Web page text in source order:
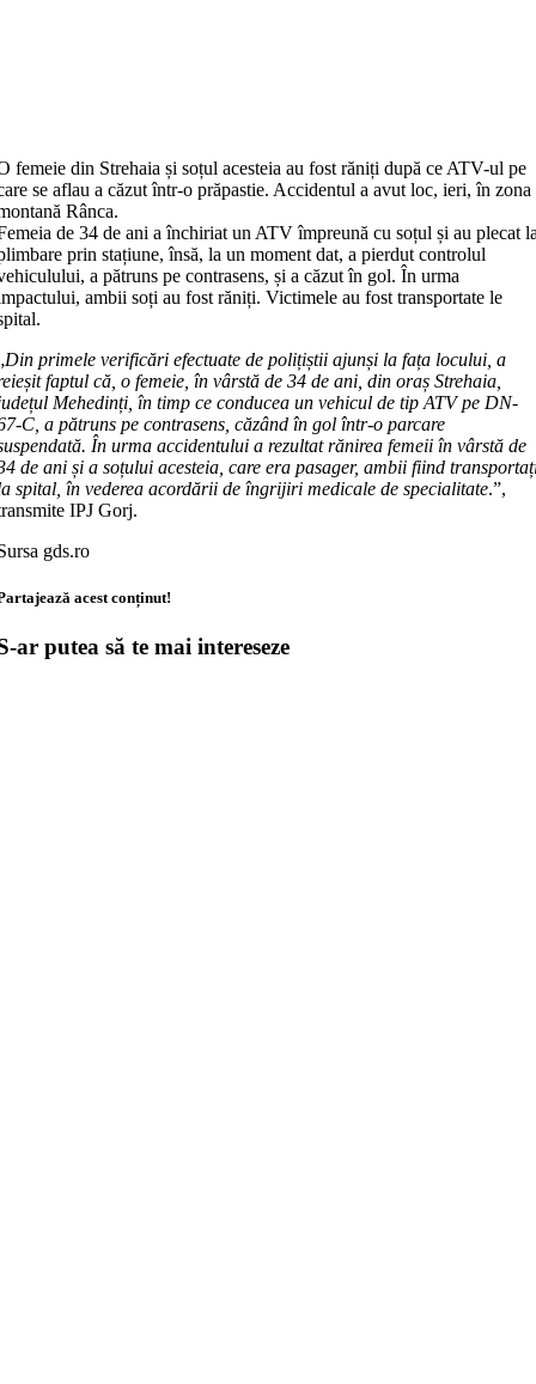
femeie din Strehaia și soțul acesteia au fost răniți după ce ATV-ul pe
se aflau a căzut într-o prăpastie. Accidentul a avut loc, ieri, în zona
Rânca.
de 34 de ani a închiriat un ATV împreună cu soțul și au plecat
prin stațiune, însă, la un moment dat, a pierdut controlul
a pătruns pe contrasens, și a căzut în gol. În urma
ambii soți au fost răniți. Victimele au fost transportate le
Din primele verificări efectuate de polițiștii ajunși la fața locului, a
faptul că, o femeie, în vârstă de 34 de ani, din oraș Strehaia,
Mehedinți, în timp ce conducea un vehicul de tip ATV pe DN-
C, a pătruns pe contrasens, căzând în gol într-o parcare
În urma accidentului a rezultat rănirea femeii în vârstă de
de ani și a soțului acesteia, care era pasager, ambii fiind
spital, în vederea acordării de îngrijiri medicale de specialitate.”,
IPJ Gorj.
gds.ro
acest conținut!
ar putea să te mai intereseze